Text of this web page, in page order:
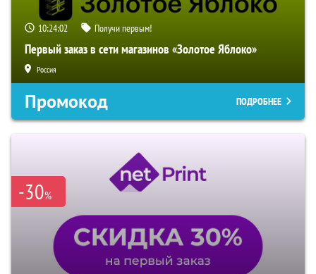
10:24:01 Получи первым!
Первый заказ в сети магазинов «Золотое Яблоко»
Россия
Промокод ПОДРОБНЕЕ
-30%